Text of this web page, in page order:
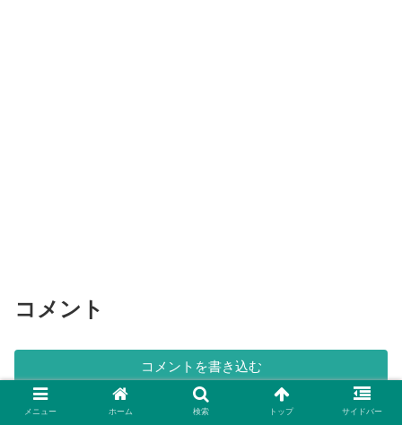
コメント
コメントを書き込む
メニュー ホーム 検索 トップ サイドバー